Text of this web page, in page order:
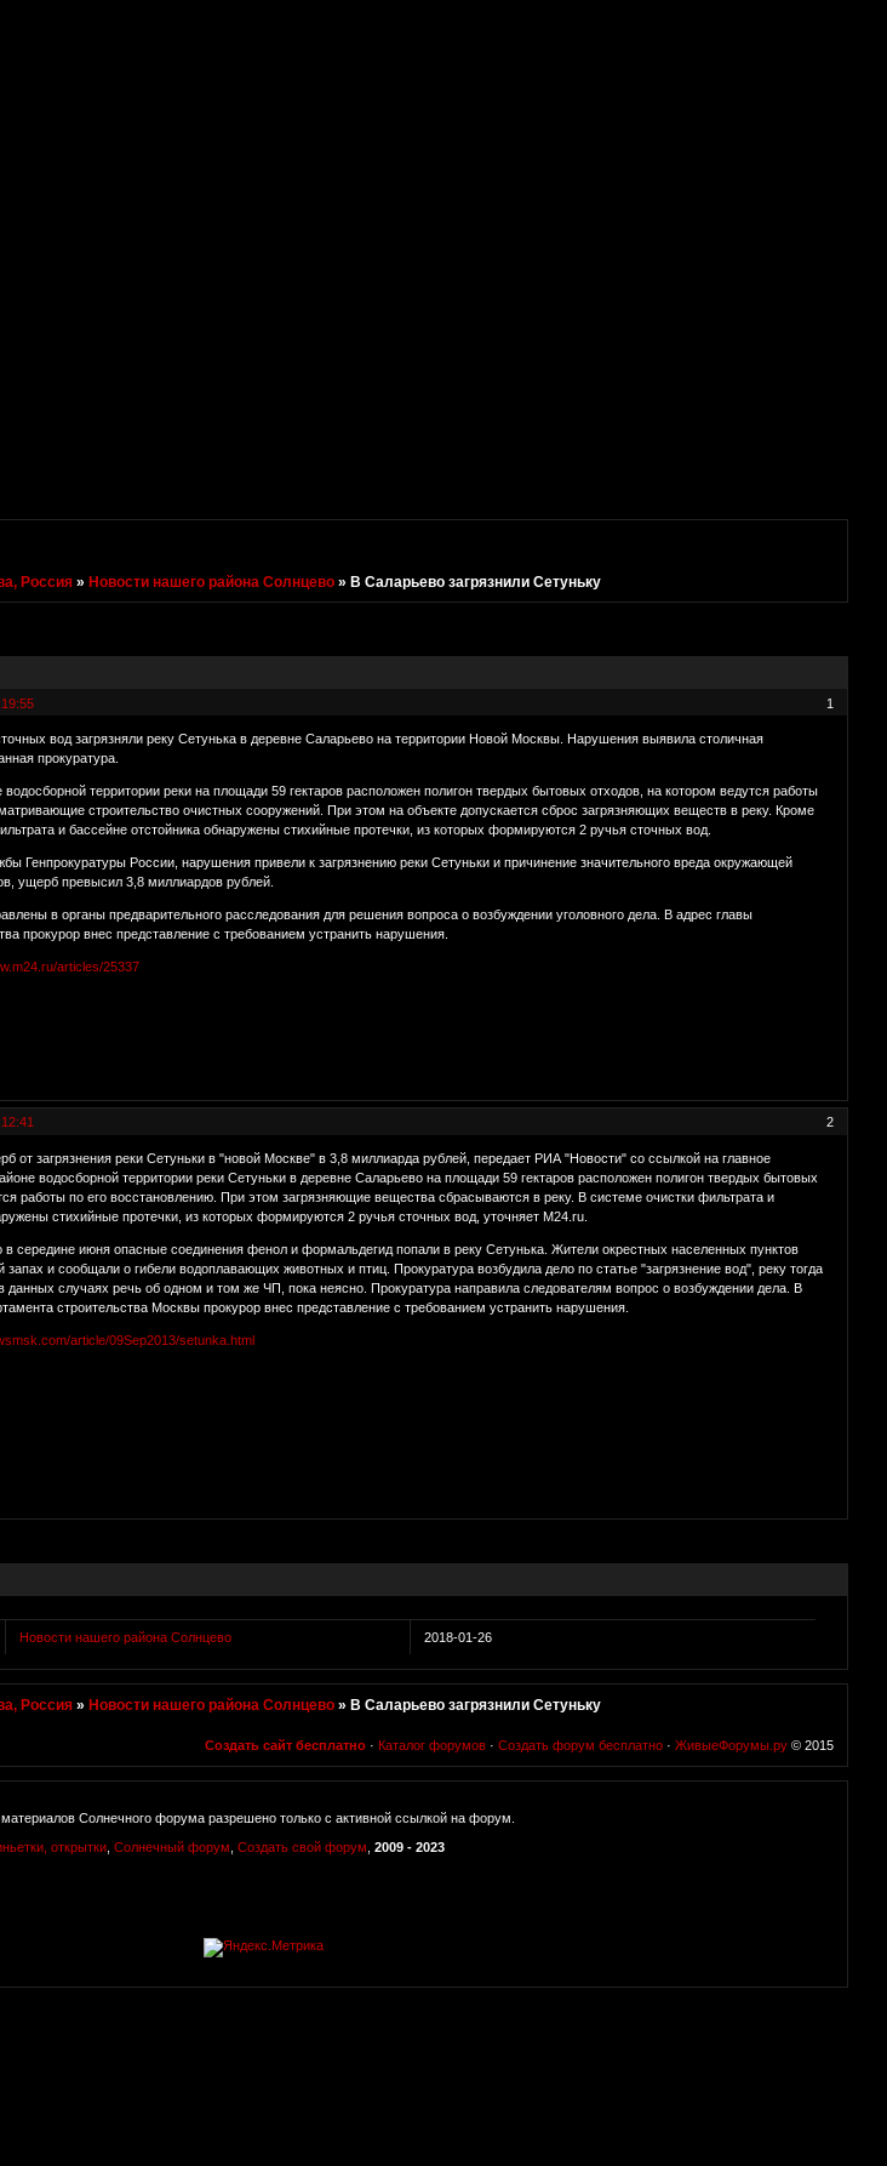
Россия »Новости нашего района Солнцево »В Саларьево загрязнили Сетуньку
1
вод загрязняли реку Сетунька в деревне Саларьево на территории Новой Москвы. Нарушения выявила столичная
прокуратура.
водосборной территории реки на площади 59 гектаров расположен полигон твердых бытовых отходов, на котором ведутся работы
строительство очистных сооружений. При этом на объекте допускается сброс загрязняющих веществ в реку. Кроме
и бассейне отстойника обнаружены стихийные протечки, из которых формируются 2 ручья сточных вод.
Генпрокуратуры России, нарушения привели к загрязнению реки Сетуньки и причинение значительного вреда окружающей
ущерб превысил 3,8 миллиардов рублей.
в органы предварительного расследования для решения вопроса о возбуждении уголовного дела. В адрес главы
прокурор внес представление с требованием устранить нарушения.
articles/25337
2
от загрязнения реки Сетуньки в "новой Москве" в 3,8 миллиарда рублей, передает РИА "Новости" со ссылкой на главное
водосборной территории реки Сетуньки в деревне Саларьево на площади 59 гектаров расположен полигон твердых бытовых
работы по его восстановлению. При этом загрязняющие вещества сбрасываются в реку. В системе очистки фильтрата и
стихийные протечки, из которых формируются 2 ручья сточных вод, уточняет М24.ru.
середине июня опасные соединения фенол и формальдегид попали в реку Сетунька. Жители окрестных населенных пунктов
и сообщали о гибели водоплавающих животных и птиц. Прокуратура возбудила дело по статье "загрязнение вод", реку тогда
данных случаях речь об одном и том же ЧП, пока неясно. Прокуратура направила следователям вопрос о возбуждении дела. В
строительства Москвы прокурор внес представление с требованием устранить нарушения.
article/09Sep2013/setunka.html
Новости нашего района Солнцево 2018-01-26
Россия »Новости нашего района Солнцево »В Саларьево загрязнили Сетуньку
Создать сайт бесплатно · Каталог форумов · Создать форум бесплатно · ЖивыеФорумы.ру © 2015
Солнечного форума разрешено только с активной ссылкой на форум.
открытки, Солнечный форум Создать свой форум 2009 - 2023